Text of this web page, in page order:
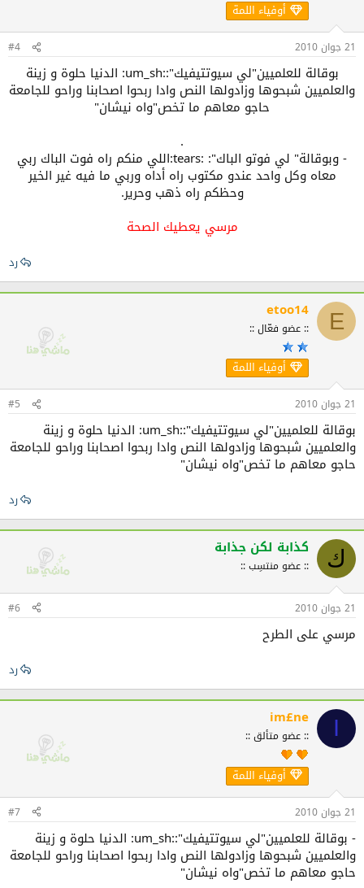
أوفياء اللمة
21 جوان 2010 #4
بوقالة للعلميين"لي سيوتتيفيك"::um_sh: الدنيا حلوة و زينة
والعلميين شبحوها وزادولها النص وادا ربحوا اصحابنا وراحو للجامعة
حاجو معاهم ما تخص"واه نيشان"
.
- وبوقالة" لي فوتو الباك": :tears:اللي منكم راه فوت الباك ربي
معاه وكل واحد عندو مكتوب راه أداه وربي ما فيه غير الخير
وحظكم راه ذهب وحرير.
مرسي يعطيك الصحة
رد
E
etoo14
:: عضو فعّال ::
أوفياء اللمة
21 جوان 2010 #5
بوقالة للعلميين"لي سيوتتيفيك"::um_sh: الدنيا حلوة و زينة
والعلميين شبحوها وزادولها النص وادا ربحوا اصحابنا وراحو للجامعة
حاجو معاهم ما تخص"واه نيشان"
رد
ك كذابة لكن جذابة
:: عضو منتسِب ::
21 جوان 2010 #6
مرسي على الطرح
رد
I
im£ne
:: عضو متألق ::
أوفياء اللمة
21 جوان 2010 #7
- بوقالة للعلميين"لي سيوتتيفيك"::um_sh: الدنيا حلوة و زينة
والعلميين شبحوها وزادولها النص وادا ربحوا اصحابنا وراحو للجامعة
حاجو معاهم ما تخص"واه نيشان"